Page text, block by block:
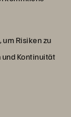
Risiken zu
Kontinuität